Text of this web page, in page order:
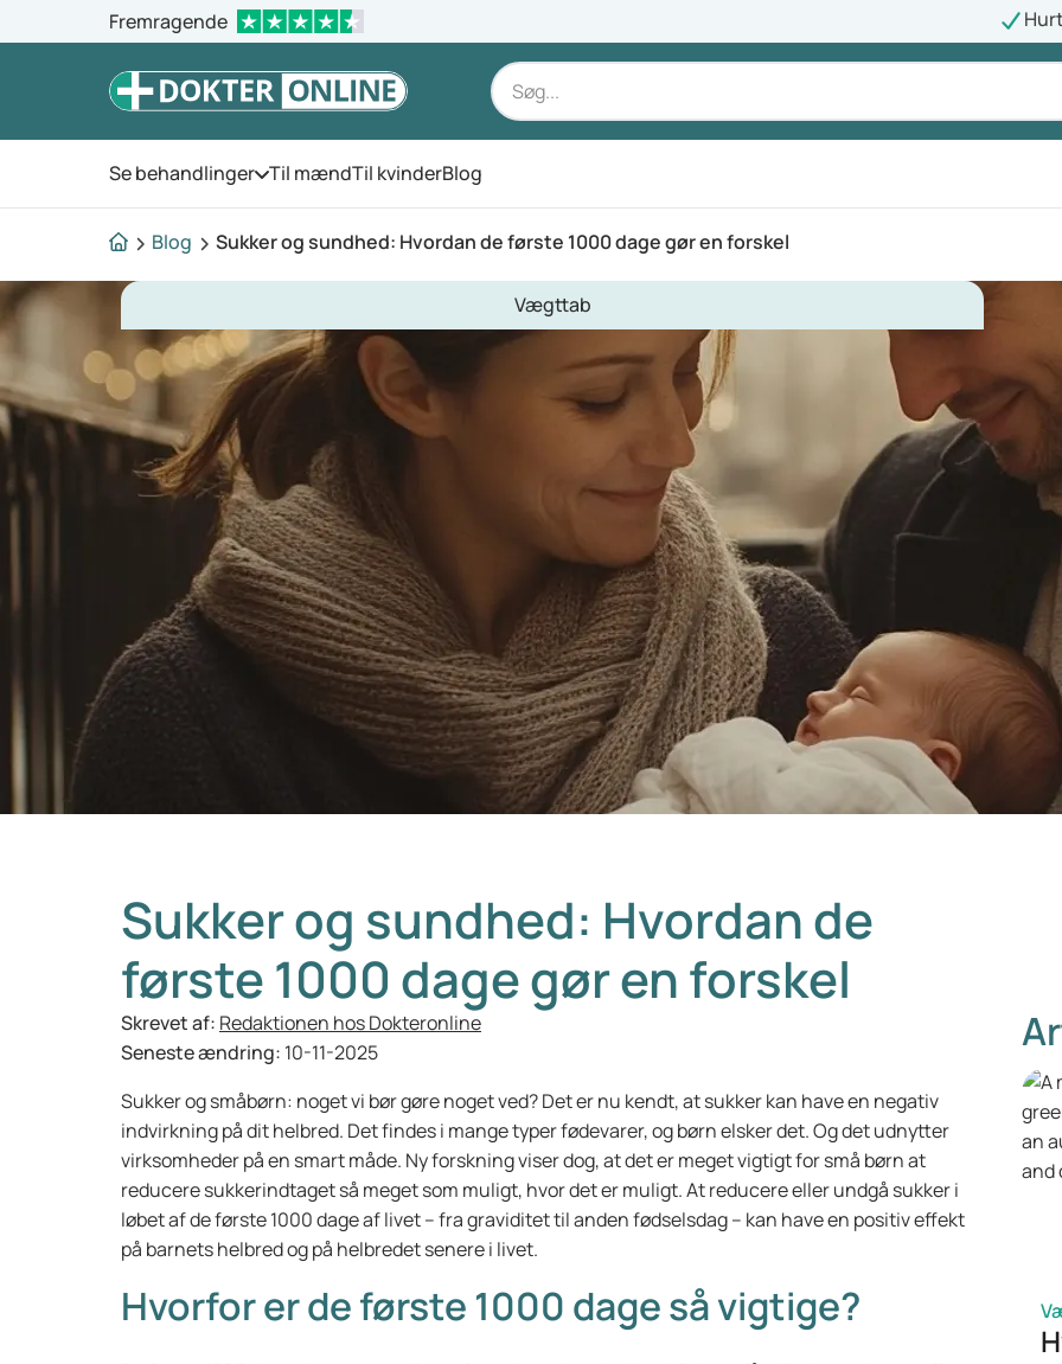
Fremragende
Se behandlingerÅbn menuen
Til mændTil kvinderBlog
Blog Sukker og sundhed: Hvordan de første 1000 dage gør en forskel
Vægttab
Sukker og sundhed: Hvordan de
første 1000 dage gør en forskel
Skrevet af: Redaktionen hos Dokteronline
Seneste ændring: 10-11-2025
Sukker og småbørn: noget vi bør gøre noget ved? Det er nu kendt, at sukker kan have en negativ
indvirkning på dit helbred. Det findes i mange typer fødevarer, og børn elsker det. Og det udnytter
virksomheder på en smart måde. Ny forskning viser dog, at det er meget vigtigt for små børn at
reducere sukkerindtaget så meget som muligt, hvor det er muligt. At reducere eller undgå sukker i
løbet af de første 1000 dage af livet – fra graviditet til anden fødselsdag – kan have en positiv effekt
på barnets helbred og på helbredet senere i livet.
Hvorfor er de første 1000 dage så vigtige?